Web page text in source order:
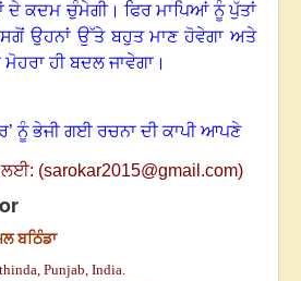
ਦੇ ਕਦਮ ਚੁੰਮੇਗੀ। ਫਿਰ ਮਾਪਿਆਂ ਨੂੰ ਪੁੱਤਾਂ
ਸਗੋਂ ਉਹਨਾਂ ਉੱਤੇ ਬਹੁਤ ਮਾਣ ਹੋਵੇਗਾ ਅਤੇ
ਮੋਹਰਾ ਹੀ ਬਦਲ ਜਾਵੇਗਾ ।
ਨੂੰ ਭੇਜੀ ਗਈ ਰਚਨਾ ਦੀ ਕਾਪੀ ਆਪਣੇ
ਲਈ: (sarokar2015@gmail.com)
ਬਠਿੰਡਾ
Punjab, India.